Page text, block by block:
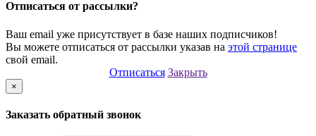
Отписаться от рассылки?
Ваш email уже присутствует в базе наших подписчиков!
Вы можете отписаться от рассылки указав на этой странице
свой email.
Отписаться Закрыть
×
Заказать обратный звонок